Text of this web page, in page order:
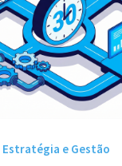
Estratégia e Gestão